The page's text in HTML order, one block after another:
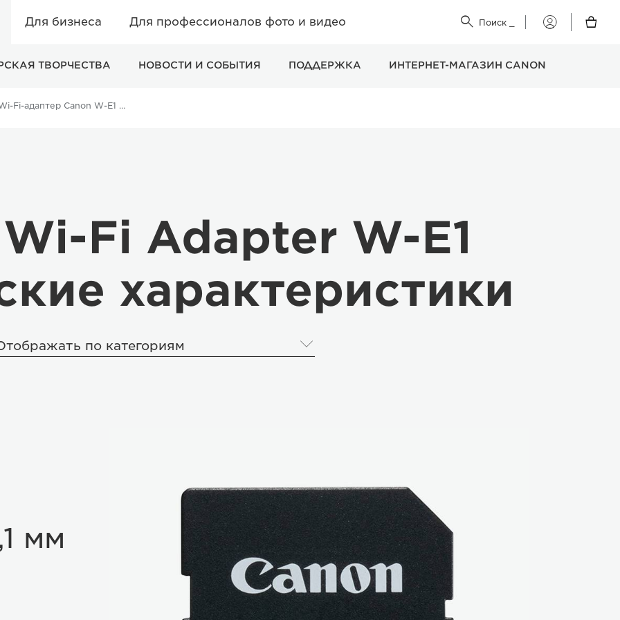
Для бизнеса Для профессионалов фото и видео  Поиск
Мой

ТВОРЧЕСТВА НОВОСТИ И СОБЫТИЯ ПОДДЕРЖКА ИНТЕРНЕТ-МАГАЗИН CANON
Wi-Fi-адаптер Canon W-E1 – технические характеристики
Fi Adapter W-E1
характеристики
по категориям
мм